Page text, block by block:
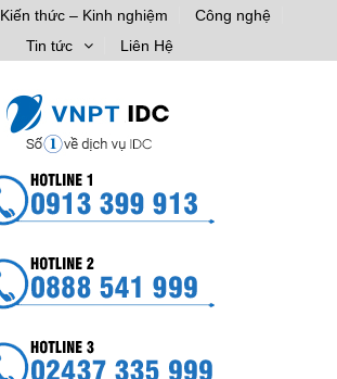
Kiến thức – Kinh nghiệm
Công nghệ
Tin tức
Liên Hệ